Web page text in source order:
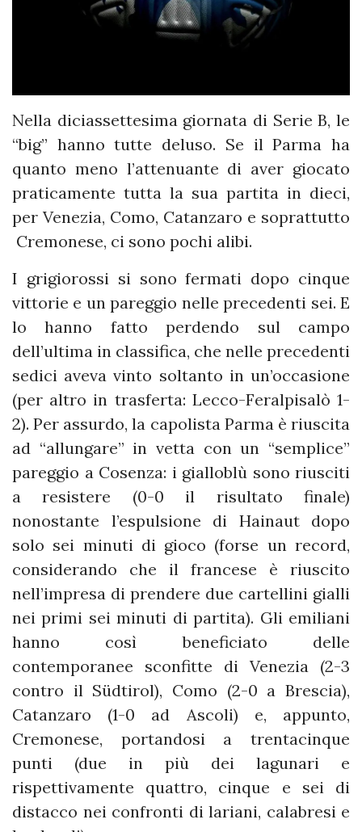
Nella diciassettesima giornata di Serie B, le
“big” hanno tutte deluso. Se il Parma ha
quanto meno l’attenuante di aver giocato
praticamente tutta la sua partita in dieci,
per Venezia, Como, Catanzaro e soprattutto
Cremonese, ci sono pochi alibi.
I grigiorossi si sono fermati dopo cinque
vittorie e un pareggio nelle precedenti sei. E
lo hanno fatto perdendo sul campo
dell’ultima in classifica, che nelle precedenti
sedici aveva vinto soltanto in un’occasione
(per altro in trasferta: Lecco-Feralpisalò 1-
2). Per assurdo, la capolista Parma è riuscita
ad “allungare” in vetta con un “semplice”
pareggio a Cosenza: i gialloblù sono riusciti
a resistere (0-0 il risultato finale)
nonostante l’espulsione di Hainaut dopo
solo sei minuti di gioco (forse un record,
considerando che il francese è riuscito
nell’impresa di prendere due cartellini gialli
nei primi sei minuti di partita). Gli emiliani
hanno così beneficiato delle
contemporanee sconfitte di Venezia (2-3
contro il Südtirol), Como (2-0 a Brescia),
Catanzaro (1-0 ad Ascoli) e, appunto,
Cremonese, portandosi a trentacinque
punti (due in più dei lagunari e
rispettivamente quattro, cinque e sei di
distacco nei confronti di lariani, calabresi e